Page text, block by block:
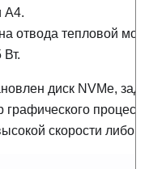
A4.
отвода тепловой
Вт.
диск NVMe,
графического
скорости либо